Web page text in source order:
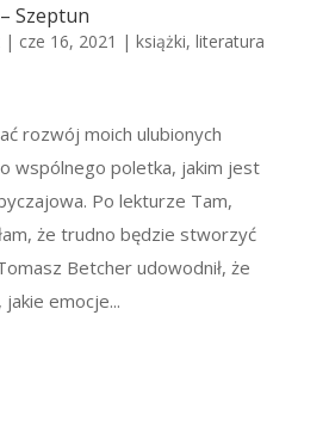
Szeptun
| cze 16, 2021 | książki, literatura
rozwój moich ulubionych
wspólnego poletka, jakim jest
Po lekturze Tam,
że trudno będzie stworzyć
Betcher udowodnił, że
jakie emocje...